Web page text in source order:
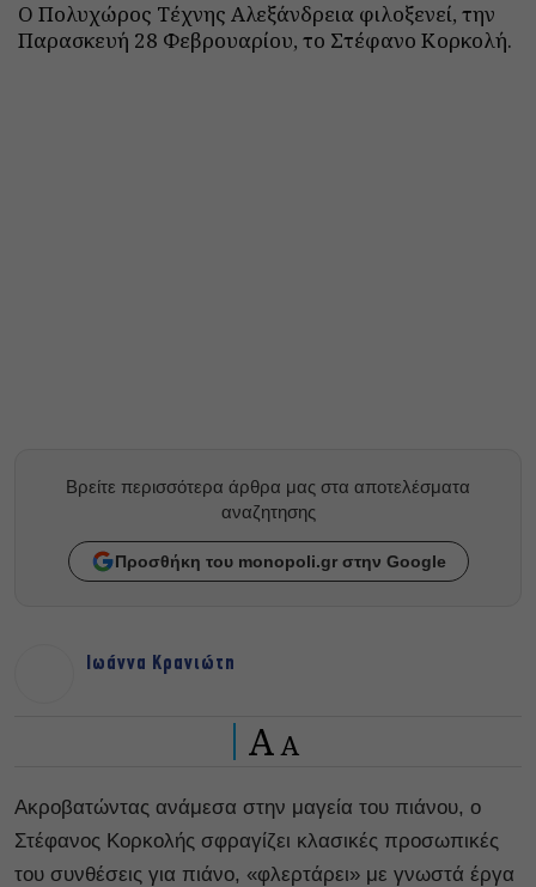
Ο Πολυχώρος Τέχνης Αλεξάνδρεια φιλοξενεί, την
Παρασκευή 28 Φεβρουαρίου, το Στέφανο Κορκολή.
Βρείτε περισσότερα άρθρα μας στα αποτελέσματα
αναζητησης
Προσθήκη του monopoli.gr στην Google
Ιωάννα Κρανιώτη
A A
Ακροβατώντας ανάμεσα στην μαγεία του πιάνου, ο
Στέφανος Κορκολής σφραγίζει κλασικές προσωπικές
του συνθέσεις για πιάνο, «φλερτάρει» με γνωστά έργα